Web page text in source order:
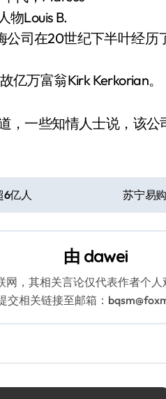
物Louis B.
司在20世纪下半叶经
亿万富翁Kirk Kerkorian。
，一些知情人士说，该
6亿人 苏宁易
由 dawei
网，其相关言论仅代表作者个
相关链接至邮箱：